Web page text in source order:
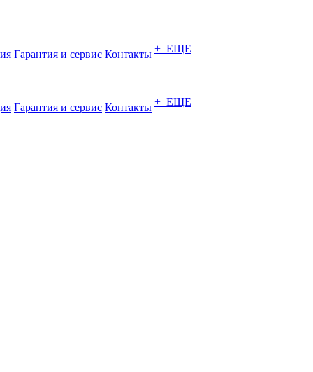
Гарантия и сервис Контакты + ЕЩЕ
Гарантия и сервис Контакты + ЕЩЕ